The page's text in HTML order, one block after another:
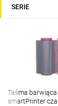
SERIE
Taśma
smartPrinter